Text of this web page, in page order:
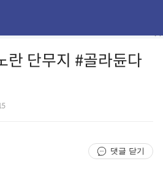
란 단무지 #골라듄다
댓글 닫기